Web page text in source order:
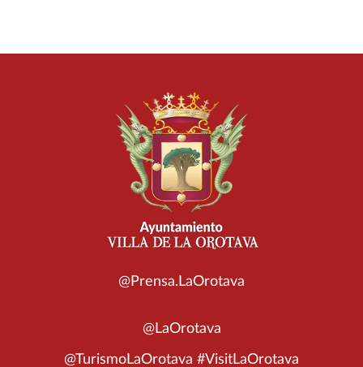
@Prensa.LaOrotava
@LaOrotava
@TurismoLaOrotava #VisitLaOrotava